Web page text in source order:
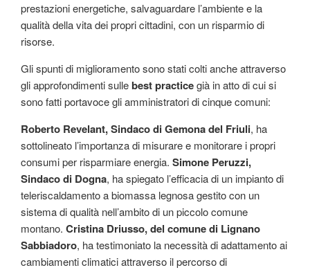
prestazioni energetiche, salvaguardare l’ambiente e la
qualità della vita dei propri cittadini, con un risparmio di
risorse.
Gli spunti di miglioramento sono stati colti anche attraverso
gli approfondimenti sullebest practicegià in atto di cui si
sono fatti portavoce gli amministratori di cinque comuni:
Roberto Revelant, Sindaco di Gemona del Friuli, ha
sottolineato l’importanza di misurare e monitorare i propri
consumi per risparmiare energia. Simone Peruzzi,
Sindaco di Dogna, ha spiegato l’efficacia di un impianto di
teleriscaldamento a biomassa legnosa gestito con un
sistema di qualità nell’ambito di un piccolo comune
montano. Cristina Driusso, del comune di Lignano
Sabbiadoro, ha testimoniato la necessità di adattamento ai
cambiamenti climatici attraverso il percorso di